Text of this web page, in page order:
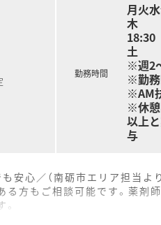
勤務時間
月火
木
18:30
土
※週2
※勤務
※AM
※休憩
以上
与
安心／（南砺市エリア担当より
方もご相談可能です。薬剤